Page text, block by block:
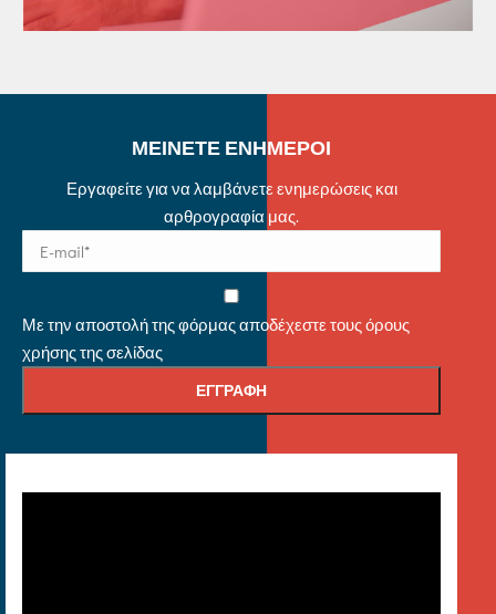
ΜΕΙΝΕΤΕ ΕΝΗΜΕΡΟΙ
Εργαφείτε για να λαμβάνετε ενημερώσεις και
αρθρογραφία μας.
Με την αποστολή της φόρμας αποδέχεστε τους όρους
χρήσης της σελίδας